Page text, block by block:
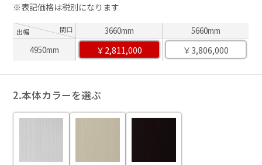
※表記価格は税別になります
出幅 間口 3660mm
5660mm
4950mm
￥2,811,000 ￥3,806,000
2.本体カラーを選ぶ